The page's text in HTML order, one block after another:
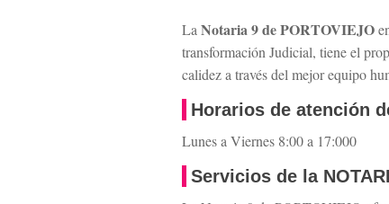
LaNotaria 9 de PORTOVIEJO
transformación Judicial, tiene el
calidez a través del mejor equipo
Horarios de atención
Lunes a Viernes 8:00 a 17:000
Servicios de la